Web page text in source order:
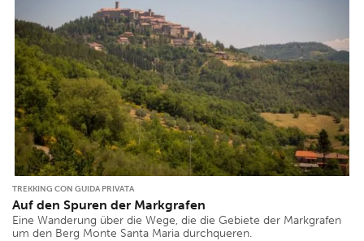
TREKKING CON GUIDA PRIVATA
Auf den Spuren der Markgrafen
Eine Wanderung über die Wege, die die Gebiete der Markgrafen
um den Berg Monte Santa Maria durchqueren.